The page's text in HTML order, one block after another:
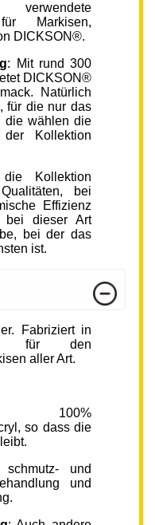
für Markisen,
DICKSON®.
: Mit rund 300
DICKSON®
Natürlich
für die nur das
die wählen die
Kollektion
Kollektion
bei
Effizienz
bei dieser Art
bei der das
ist.
Fabriziert in
für den
aller Art.
100%
so dass die
und
und